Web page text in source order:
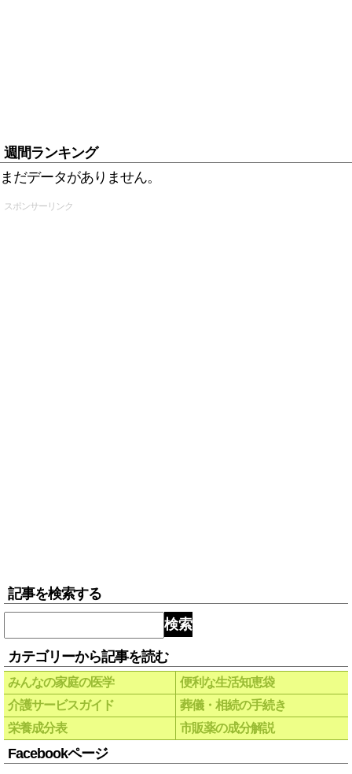
週間ランキング
まだデータがありません。
スポンサーリンク
記事を検索する
検索
カテゴリーから記事を読む
みんなの家庭の医学
便利な生活知恵袋
介護サービスガイド
葬儀・相続の手続き
栄養成分表
市販薬の成分解説
Facebookページ